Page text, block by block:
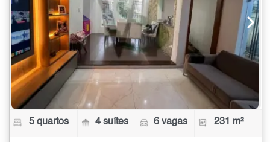
5 quartos 4 suítes 6 vagas 231 m²